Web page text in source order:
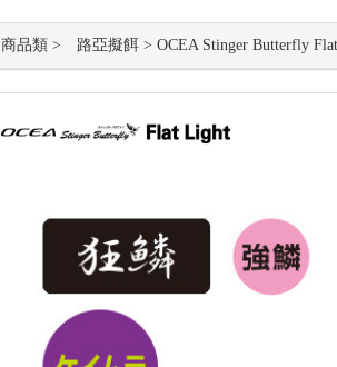
商品類 > 路亞擬餌 > OCEA Stinger Butterfly